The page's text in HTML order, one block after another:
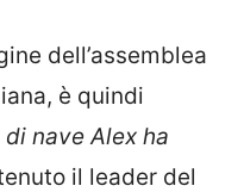
dell’assemblea
è quindi
di nave Alex ha
il leader del